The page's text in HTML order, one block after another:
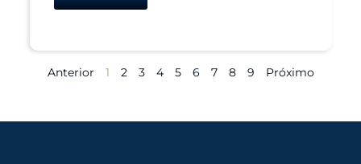
Anterior 1 2 3 4 5 6 7 8 9 Próximo